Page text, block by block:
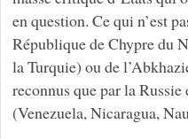
en question. Ce qui n’est
République de Chypre du
la Turquie) ou de
reconnus que par la Russie
(Venezuela, Nicaragua,